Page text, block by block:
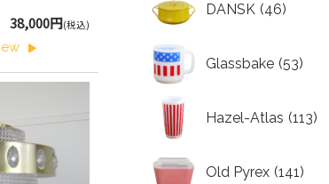
38,000円(税込)
DANSK (46)
Glassbake (53)
Hazel-Atlas (113)
Old Pyrex (141)